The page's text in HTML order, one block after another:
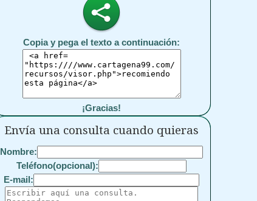
Copia y pega el texto a continuación:
¡Gracias!
Envía una consulta cuando quieras
Nombre:
Teléfono(opcional):
E-mail: